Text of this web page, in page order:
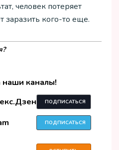
человек потеряет
заразить кого-то еще.
наши каналы!
ПОДПИСАТЬСЯ
ПОДПИСАТЬСЯ